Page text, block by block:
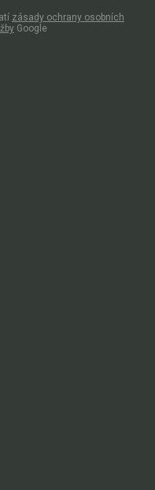
zásady ochrany osobních
Google